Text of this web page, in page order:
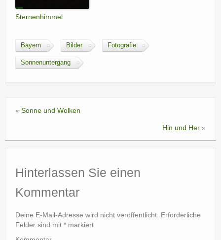
Sternenhimmel
Bayern Bilder Fotografie
Sonnenuntergang
« Sonne und Wolken
Hin und Her »
Hinterlassen Sie einen
Kommentar
Deine E-Mail-Adresse wird nicht veröffentlicht. Erforderliche
Felder sind mit * markiert